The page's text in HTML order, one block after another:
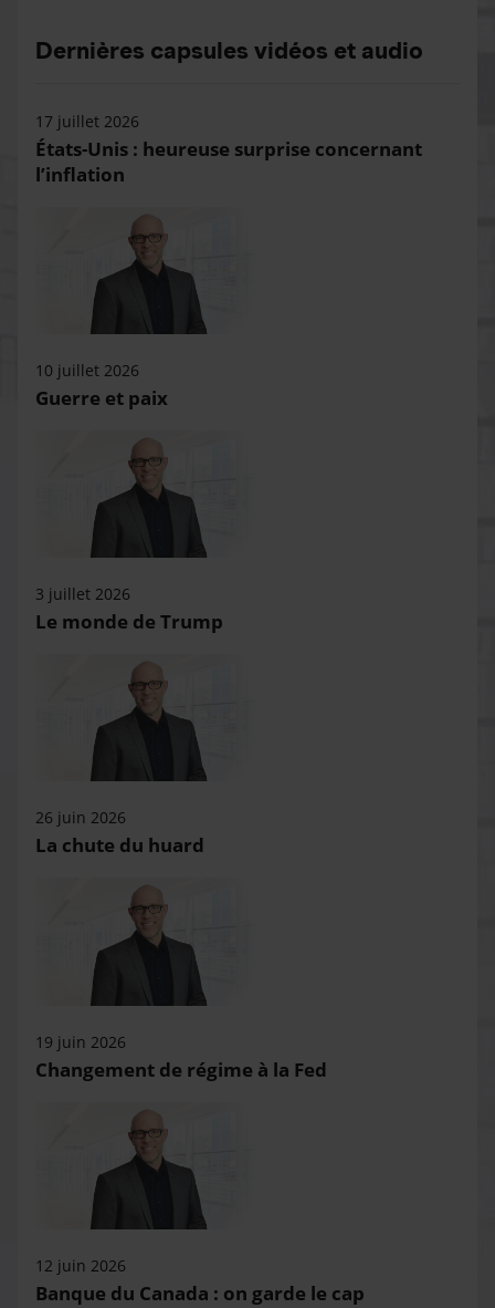
Dernières capsules vidéos et audio
17 juillet 2026
États-Unis : heureuse surprise concernant
l’inflation
10 juillet 2026
Guerre et paix
3 juillet 2026
Le monde de Trump
26 juin 2026
La chute du huard
19 juin 2026
Changement de régime à la Fed
12 juin 2026
Banque du Canada : on garde le cap